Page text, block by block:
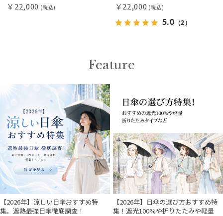
販売状況
￥22,000 (税込) ￥22,000 (税込)
5.0 （2）
Feature
【2026年】涼しい日傘おすすめ特
集。遮熱最強日傘徹底調査！
【2026年】日傘の選び方おすすめ特
集！遮光100%や折りたたみや軽量